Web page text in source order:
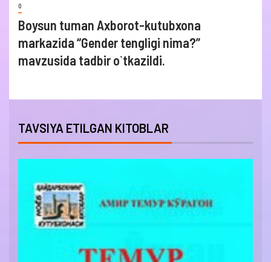
0
Boysun tuman Axborot-kutubxona
markazida “Gender tengligi nima?”
mavzusida tadbir o`tkazildi.
TAVSIYA ETILGAN KITOBLAR